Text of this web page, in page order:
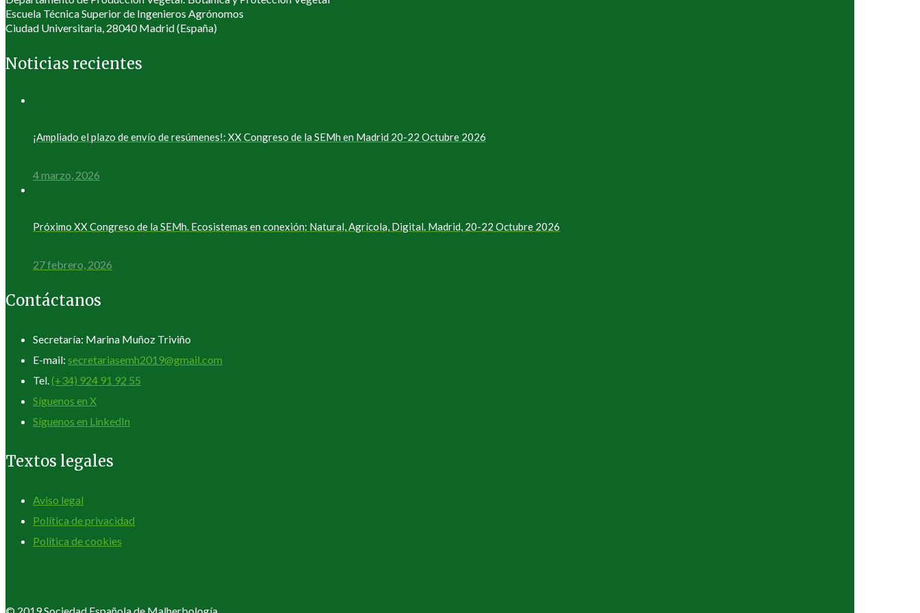
Escuela Técnica Superior de Ingenieros Agrónomos
Ciudad Universitaria, 28040 Madrid (España)
Noticias recientes
¡Ampliado el plazo de envío de resúmenes!: XX Congreso de la SEMh en Madrid 20-22 Octubre 2026
4 marzo, 2026
Próximo XX Congreso de la SEMh. Ecosistemas en conexión: Natural, Agrícola, Digital. Madrid, 20-22 Octubre 2026
27 febrero, 2026
Contáctanos
Secretaría: Marina Muñoz Triviño
E-mail: secretariasemh2019@gmail.com
Tel. (+34) 924 91 92 55
Síguenos en X
Síguenos en LinkedIn
Textos legales
Aviso legal
Política de privacidad
Política de cookies